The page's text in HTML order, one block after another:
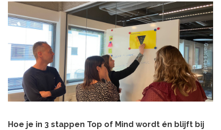
Hoe je in 3 stappen Top of Mind wordt én blijft bij